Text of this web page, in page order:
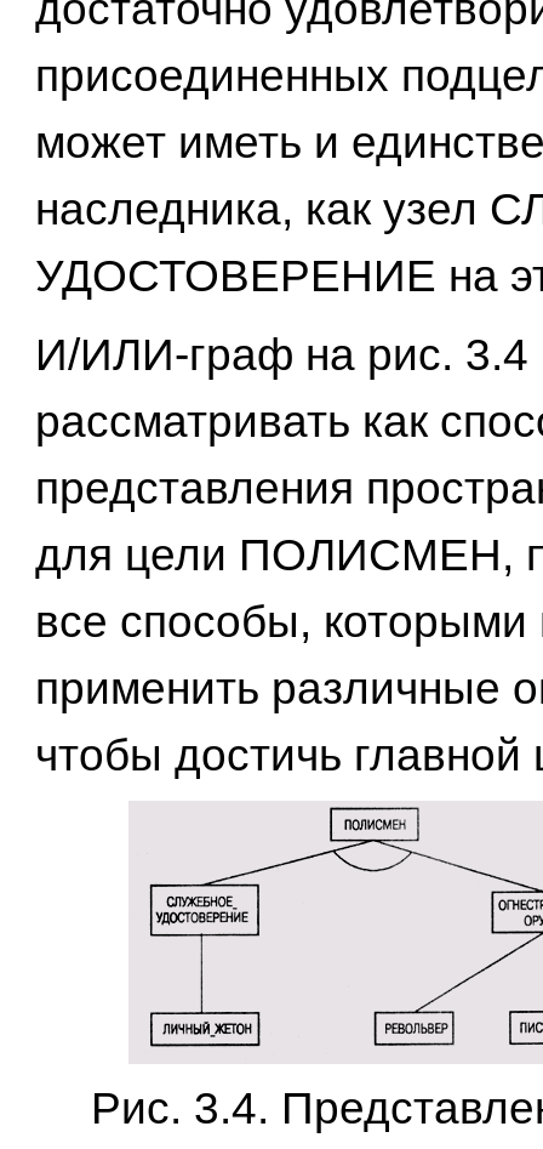
присоединенных
может иметь и
наследника, как узел
УДОСТОВЕРЕНИЕ на
И/ИЛИ-граф на рис. 3.4
рассматривать как
представления
для цели ПОЛИСМЕН,
все способы,
применить различные
чтобы достичь главной
Рис. 3.4.